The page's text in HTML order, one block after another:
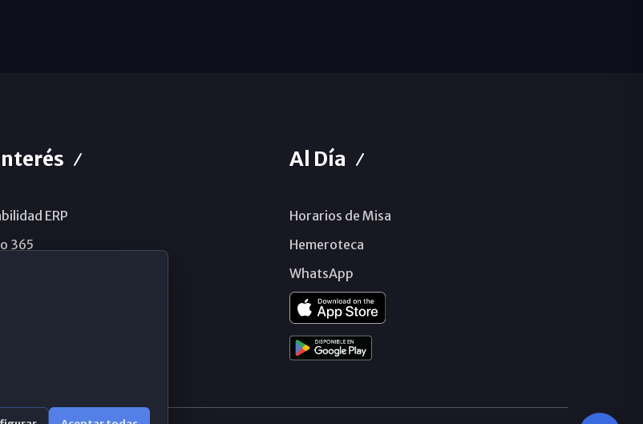
ERP
365
Al Día
Horarios de Misa
Hemeroteca
WhatsApp